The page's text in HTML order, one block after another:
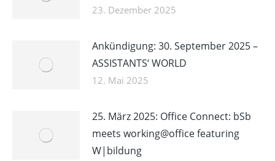
23. Dezember 2025
Ankündigung: 30. September 2025 –
ASSISTANTS‘ WORLD
12. Mai 2025
25. März 2025: Office Connect: bSb
meets working@office featuring
W|bildung